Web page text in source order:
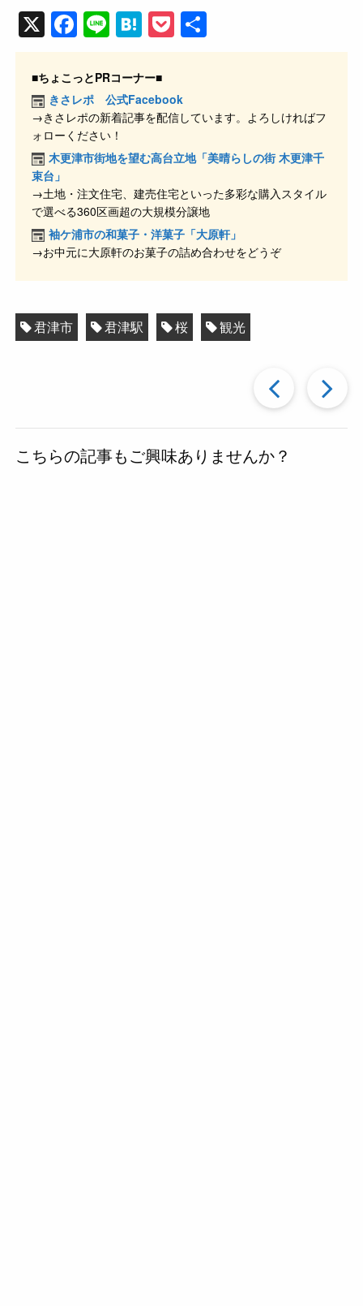
X F
a
c
e
b
o
o
k
Li
n
e
H
at
e
n
a
P
o
et
有
■ちょこっとPRコーナー■
きさレポ 公式Facebook
→きさレポの新着記事を配信しています。よろしければフ
ォローください！
木更津市街地を望む高台立地「美晴らしの街 木更津千
束台」
→土地・注文住宅、建売住宅といった多彩な購入スタイル
で選べる360区画超の大規模分譲地
袖ケ浦市の和菓子・洋菓子「大原軒」
→お中元に大原軒のお菓子の詰め合わせをどうぞ
君津市 君津駅 桜 観光
過
去
こちらの記事もご興味ありませんか？